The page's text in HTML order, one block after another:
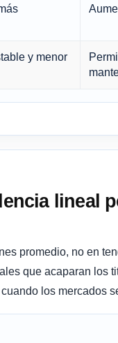
y menor
lineal
promedio, no en
que acaparan los
los mercados